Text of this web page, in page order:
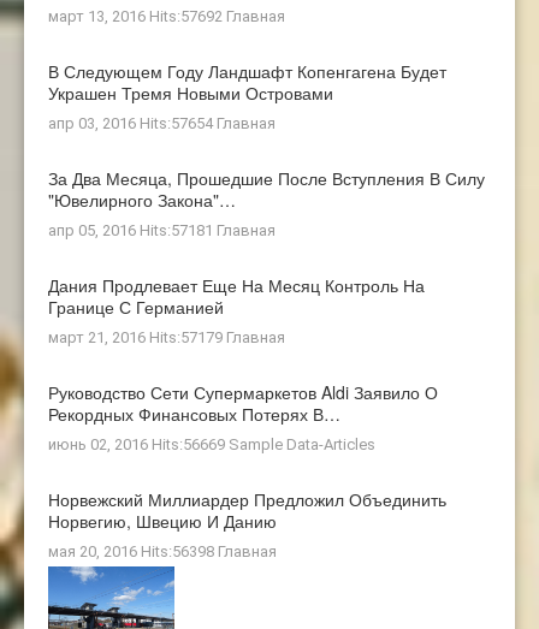
март 13, 2016 Hits:57692 Главная
В Следующем Году Ландшафт Копенгагена Будет
Украшен Тремя Новыми Островами
апр 03, 2016 Hits:57654 Главная
За Два Месяца, Прошедшие После Вступления В Силу
"ювелирного Закона"…
апр 05, 2016 Hits:57181 Главная
Дания Продлевает Еще На Месяц Контроль На
Границе С Германией
март 21, 2016 Hits:57179 Главная
Руководство Сети Супермаркетов Aldi Заявило О
Рекордных Финансовых Потерях В…
июнь 02, 2016 Hits:56669 Sample Data-Articles
Норвежский Миллиардер Предложил Объединить
Норвегию, Швецию И Данию
мая 20, 2016 Hits:56398 Главная